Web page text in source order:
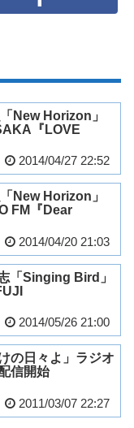
New Horizon」
『LOVE
2014/04/27 22:52
New Horizon」
FM『Dear
2014/04/20 21:03
「Singing Bird」
2014/05/26 21:00
の日々よ」ラジオ
信開始
2011/03/07 22:27